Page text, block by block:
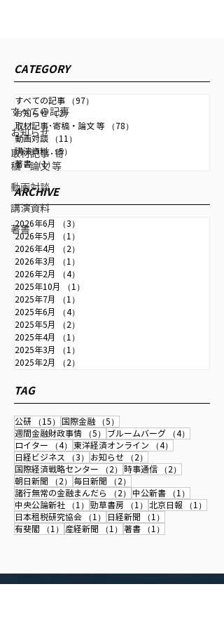
すべての記事
お知らせ
取材記事･寄
稿・論文 等
動画対談
講演資料
著書
すべての記事
2025年1月30日 読了時間: 1分
取材記事･寄稿・論文 等
日経ビジネス 昭和100年の証言
『1985年、プラザ合意 日本経済の強
さの証明でもあった』
日経ビジネス 長編談話企画「昭和100年の証言」にプラ
合意に関するインタビュー記事が掲載されました。 ［昭
100年の教訓］1985年、プラザ合意 日本経済の強さの
明でもあった：日経ビジネス電子版
2025年1月10日
講演資料
ールでのフォーラム）(英語)
2025/1/8-10にシンガポールで開催されたフォーラム
(Naviga&ng Challenges: Industrial Policy,
Compe&&veness, and Development)で、産業政策に関
るプレゼン(英語)を行いました。
CATEGORY
すべての記事 （97）
お知らせ （2）
取材記事･寄稿・論文 等
（78）
動画対談
（11）
講演資料 （5）
著書 （1）1件の記事
ARCHIVE
2026年6月 （3）
2026年5月
（1）
2026年4月
（2）
2026年3月
（1）
2026年2月
（4）
2025年10月
（1）
2025年7月
（1）
2025年6月
（4）
2025年5月
（2）
2025年4月
（1）
2025年3月
（1）
2025年2月
（2）
TAG
公研 （15） 15件の記事
国際金融 （5）
週間金融財政事情
（5） 5件の記事
ブルームバーグ （4）
ロイター
（4） 4件の記事
東洋経済オンライン （4）
日経ビジネス
（3） 3件の記事
お知らせ （2）
国際経済戦略センター
（2） 2件の記事
時事通信 （2）
朝日新聞
（2） 2件の記事
毎日新聞 （2）
諸行無常の金融まんだら
（2） 2件の記事
中公新書 （1）
中央公論新社
（1） 1件の記事
勁草書房 （1） 1件の記事
北京日報 （1）
日本租税研究協会
（1） 1件の記事
日経新聞 （1）
有斐閣
（1） 1件の記事
産経新聞 （1） 1件の記事
著書 （1）